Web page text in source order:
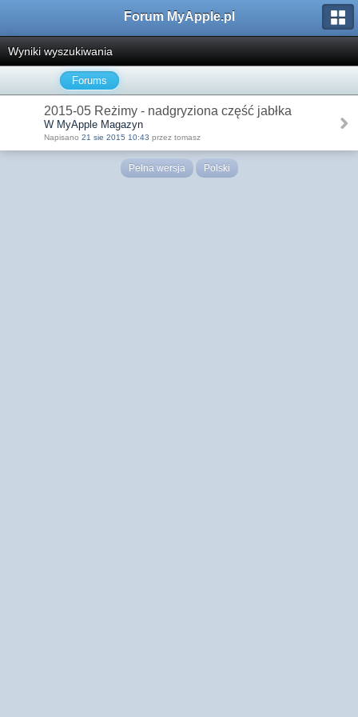
Forum MyApple.pl
Wyniki wyszukiwania
Forums
2015-05 Reżimy - nadgryziona część jabłka
W MyApple Magazyn
Napisano 21 sie 2015 10:43 przez tomasz
Pełna wersja Polski